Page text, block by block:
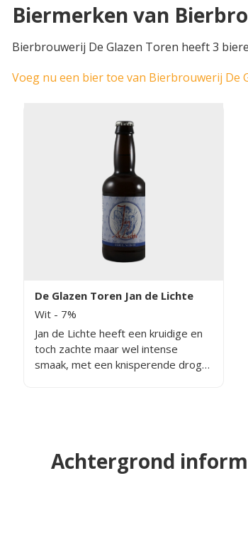
Biermerken van
Bierbrouwerij De Glazen Toren heeft 3
Voeg nu een bier toe van Bierbrouwerij De
De Glazen Toren Jan de Lichte
Wit - 7%
Jan de Lichte heeft een kruidige en
toch zachte maar wel intense
smaak, met een knisperende droge
Achtergrond